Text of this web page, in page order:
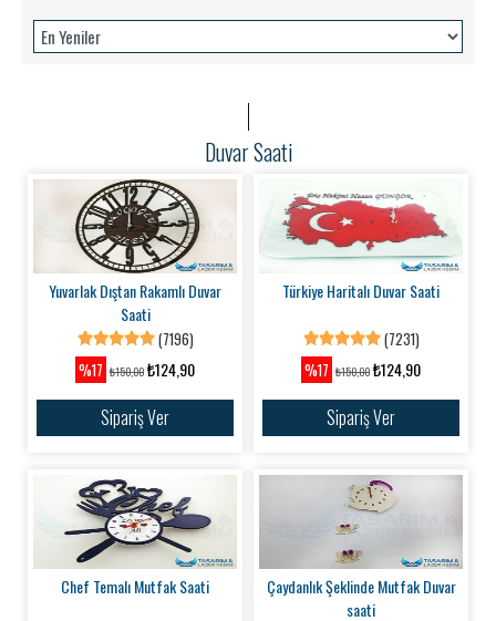
Duvar Saati
Yuvarlak Dıştan Rakamlı Duvar
Saati
(7196)
%17 ₺150,00 ₺124,90
Sipariş Ver
Türkiye Haritalı Duvar Saati
(7231)
%17 ₺150,00 ₺124,90
Sipariş Ver
Chef Temalı Mutfak Saati
Çaydanlık Şeklinde Mutfak Duvar
saati